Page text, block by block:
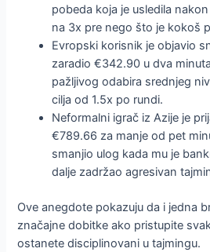
pobeda koja je usledila
na 3x pre nego što je kokoš
Evropski korisnik je objavio
zaradio €342.90 u dva
pažljivog odabira srednjeg
cilja od 1.5x po rundi.
Neformalni igrač iz Azije je
€789.66 za manje od pet
smanjio ulog kada mu je
dalje zadržao agresivan
Ove anegdote pokazuju da i jedna
značajne dobitke ako pristupite
ostanete disciplinovani u tajmingu.